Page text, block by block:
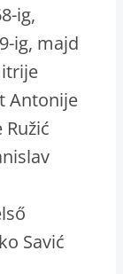
ig,
ig, majd
Antonije
Savić